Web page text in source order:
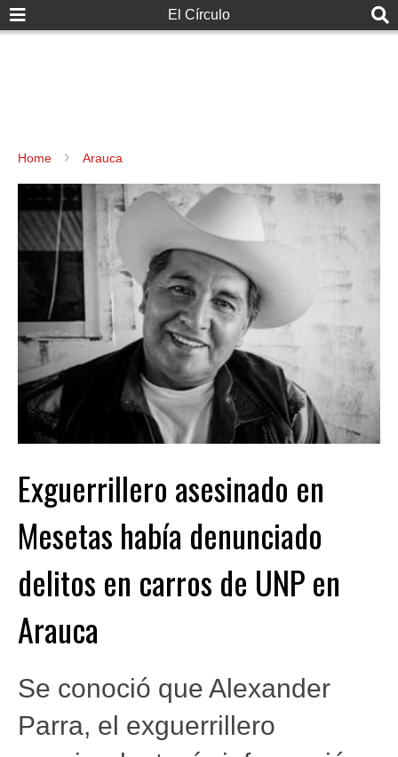
El Círculo
Home Arauca
Exguerrillero asesinado en
Mesetas había denunciado
delitos en carros de UNP en
Arauca
Se conoció que Alexander
Parra, el exguerrillero